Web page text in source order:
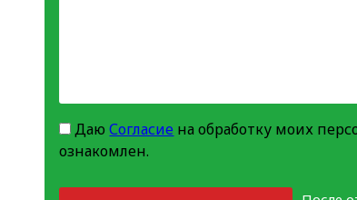
ДаюСогласие на обработку моих
ознакомлен.